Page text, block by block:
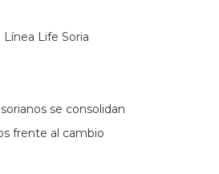
Life Soria
se consolidan
frente al cambio